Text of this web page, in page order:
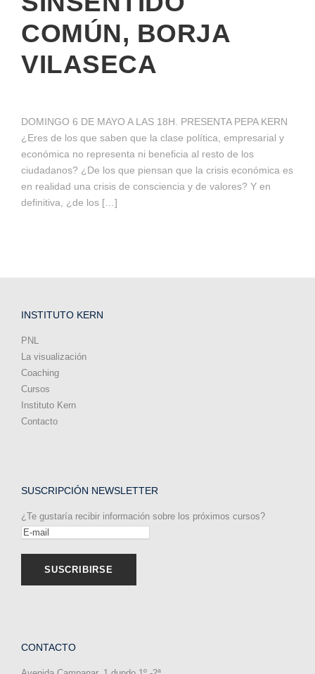
COMÚN, BORJA
VILASECA
DOMINGO 6 DE MAYO A LAS 18H. PRESENTA PEPA KERN
¿Eres de los que saben que la clase política, empresarial y
económica no representa ni beneficia al resto de los
ciudadanos? ¿De los que piensan que la crisis económica es
en realidad una crisis de consciencia y de valores? Y en
definitiva, ¿de los […]
INSTITUTO KERN
PNL
La visualización
Coaching
Cursos
Instituto Kern
Contacto
SUSCRIPCIÓN NEWSLETTER
¿Te gustaría recibir información sobre los próximos cursos?
CONTACTO